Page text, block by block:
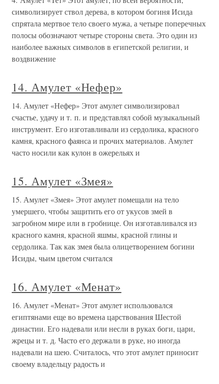
символизирует ствол дерева, в котором богиня Исида
спрятала мертвое тело своего мужа, а четыре поперечных
полосы обозначают четыре стороны света. Это один из
наиболее важных символов в египетской религии, и
воздвижение
14. Амулет «Нефер»
14. Амулет «Нефер» Этот амулет символизировал
счастье, удачу и т. п. и представлял собой музыкальный
инструмент. Его изготавливали из сердолика, красного
камня, красного фаянса и прочих материалов. Амулет
часто носили как кулон в ожерельях и
15. Амулет «Змея»
15. Амулет «Змея» Этот амулет помещали на тело
умершего, чтобы защитить его от укусов змей в
загробном мире или в гробнице. Он изготавливался из
красного камня, красной яшмы, красной глины и
сердолика. Так как змея была олицетворением богини
Исиды, чьим цветом считался
16. Амулет «Менат»
16. Амулет «Менат» Этот амулет использовался
египтянами еще во времена царствования Шестой
династии. Его надевали или несли в руках боги, цари,
жрецы и т. д. Часто его держали в руке, но иногда
надевали на шею. Считалось, что этот амулет приносит
своему владельцу радость и